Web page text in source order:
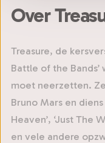
Over
Treasure, de
Battle of the
moet neerzetten.
Bruno Mars en
Heaven’, ‘Just The
en vele andere